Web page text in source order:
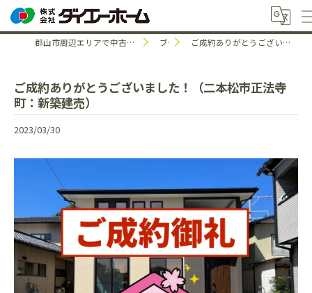
郡山市周辺エリアで中古住宅のことなら株式会社ダイエーホーム ブログ ご成約ありがとうございました！（二本松市正法寺町：新築建売）
ご成約ありがとうございました！（二本松市正法寺
町：新築建売）
2023/03/30